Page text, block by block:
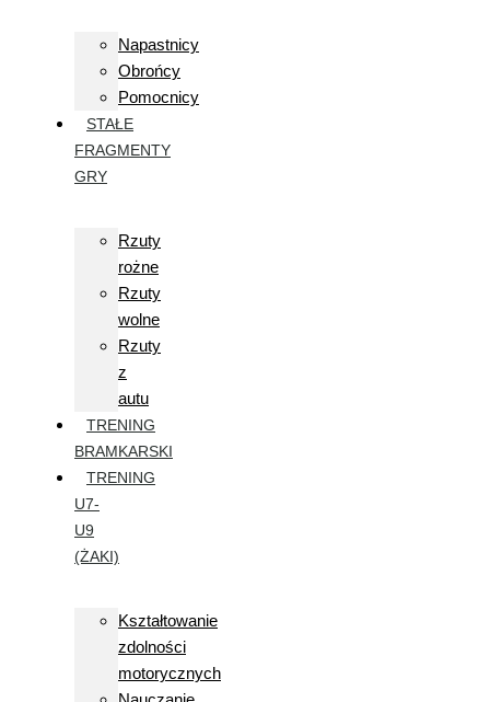
Napastnicy
Obrońcy
Pomocnicy
STAŁE
FRAGMENTY
GRY
Rzuty
rożne
Rzuty
wolne
Rzuty
z
autu
TRENING
BRAMKARSKI
TRENING
U7-
U9
(ŻAKI)
Kształtowanie
zdolności
motorycznych